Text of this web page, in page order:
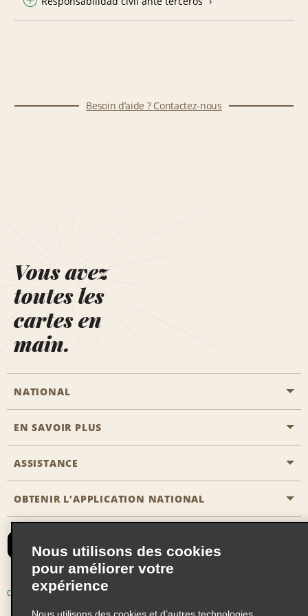
Besoin d’aide ? Contactez-nous
Vous avez
toutes les
cartes en
main.
NATIONAL
Passer une réservation
Solutions pour les professionnels
EN SAVOIR PLUS
Carrière
ASSISTANCE
Accessibilité
Nous contacter
Recevoir des offres par email
OBTENIR L’APPLICATION NATIONAL
Conditions d’utilisation
Nous utilisons des cookies
pour améliorer votre
expérience